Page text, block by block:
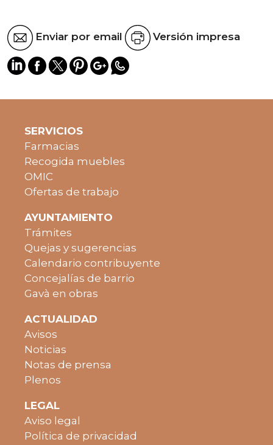
Enviar por email Versión impresa
SERVICIOS
Farmacias
Recogida muebles
OMIC
Ofertas de trabajo
AYUNTAMIENTO
Trámites
Quejas y sugerencias
Calendario contribuyente
Concejalías de barrio
Gavà en obras
ACTUALIDAD
Avisos
Noticias
Notas de prensa
Plenos
LEGAL
Aviso legal
Política de privacidad